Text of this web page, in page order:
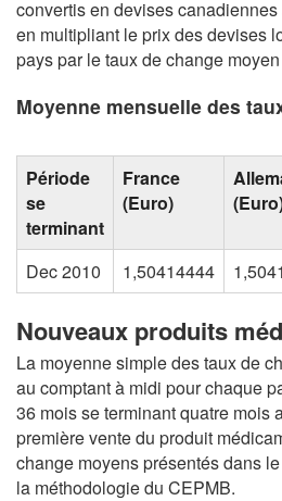
convertis en devises
en multipliant le prix des devises
pays par le taux de change
Moyenne mensuelle des
Période
se
terminant
France
(Euro)
Dec 2010 1,50414444
Nouveaux produits
La moyenne simple des taux de
au comptant à midi pour chaque
36 mois se terminant quatre mois
première vente du produit
change moyens présentés dans
la méthodologie du CEPMB.